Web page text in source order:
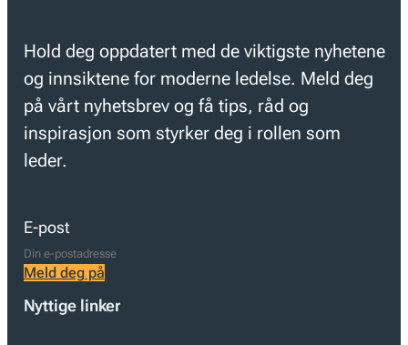
Hold deg oppdatert med de viktigste nyhetene
og innsiktene for moderne ledelse. Meld deg
på vårt nyhetsbrev og få tips, råd og
inspirasjon som styrker deg i rollen som
leder.
E-post
Meld deg på
Nyttige linker